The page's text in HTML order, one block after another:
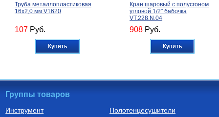
Труба металлопластиковая
16х2,0 мм V1620
107 Руб.
Купить
Кран шаровый с полусгоном
угловой 1/2" бабочка
VT.228.N.04
908 Руб.
Купить
Группы товаров
Инструмент
Полотенцесушители